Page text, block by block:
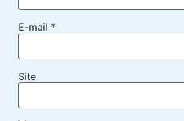
E-mail *
Site